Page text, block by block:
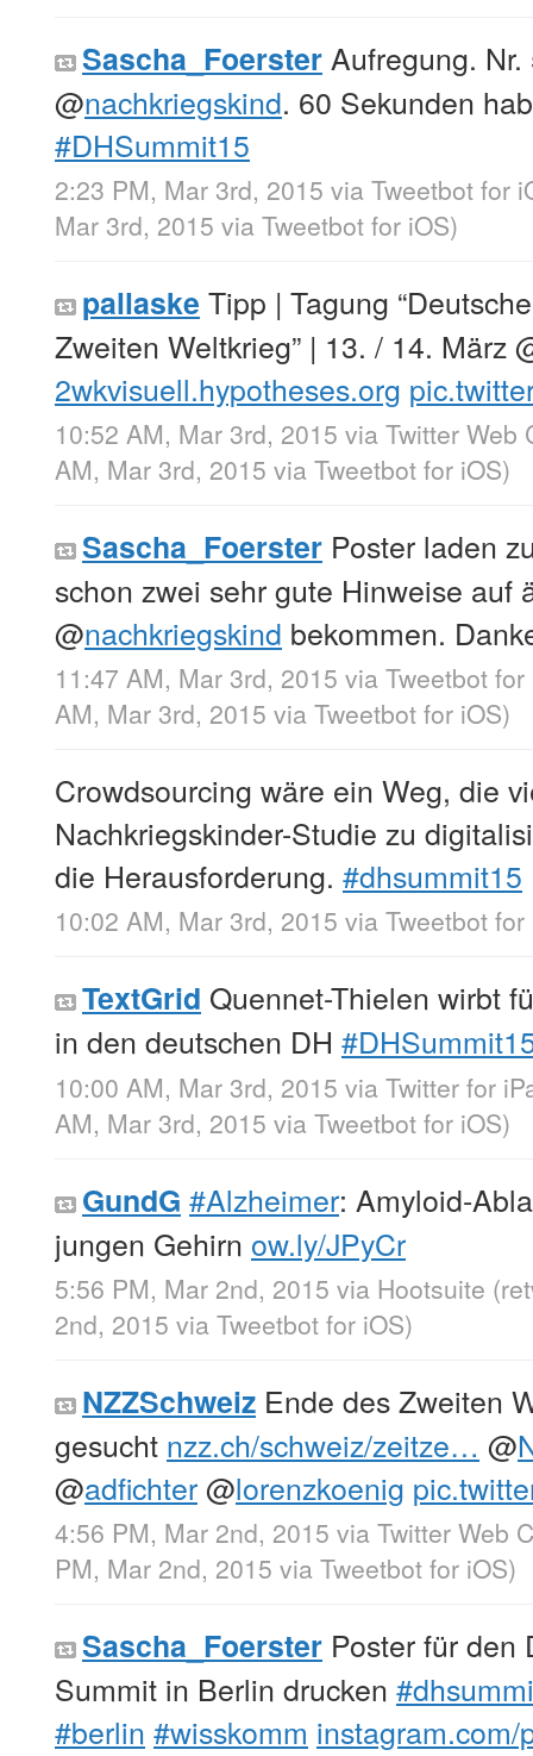
Sascha_Foerster Aufregung.
@nachkriegskind. 60 Sekunden
#DHSummit15
2:23 PM, Mar 3rd, 2015 via Tweetbot for
Mar 3rd, 2015 via Tweetbot for iΟS)
pallaske Tipp | Tagung
Zweiten Weltkrieg” | 13. / 14. März
2wkvisuell.hypotheses.org
10:52 AM, Mar 3rd, 2015 via Twitter Web
AM, Mar 3rd, 2015 via Tweetbot for iΟS)
Sascha_Foerster Poster laden
schon zwei sehr gute Hinweise auf
@nachkriegskind bekommen.
11:47 AM, Mar 3rd, 2015 via Tweetbot
AM, Mar 3rd, 2015 via Tweetbot for iΟS)
Crowdsourcing wäre ein Weg, die
Nachkriegskinder-Studie zu
die Herausforderung. #dhsummit15
10:02 AM, Mar 3rd, 2015 via Tweetbot
TextGrid Quennet-Thielen wirbt
in den deutschen DH
10:00 AM, Mar 3rd, 2015 via Twitter for
AM, Mar 3rd, 2015 via Tweetbot for iΟS)
GundG #Alzheimer: Amyloid-
jungen Gehirn ow.ly/JPyCr
5:56 PM, Mar 2nd, 2015 via Hootsuite
2nd, 2015 via Tweetbot for iΟS)
NZZSchweiz Ende des Zweiten
gesucht nzz.ch/schweiz/zeitze… @
@adfichter@lorenzkoenig
4:56 PM, Mar 2nd, 2015 via Twitter Web
PM, Mar 2nd, 2015 via Tweetbot for iΟS)
Sascha_Foerster Poster für den
Summit in Berlin drucken
#berlin #wisskomm instagram.com/